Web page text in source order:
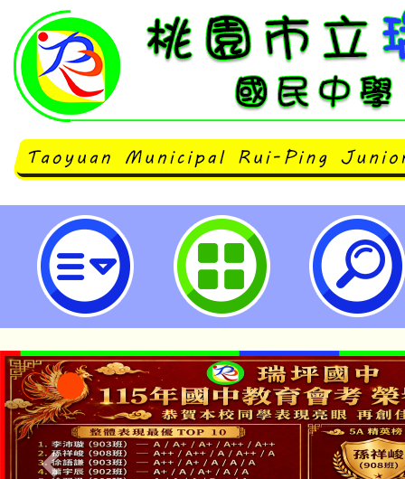
公告本校114學年度第1學期第10
師甄選結果-桃園市立瑞坪國民中學